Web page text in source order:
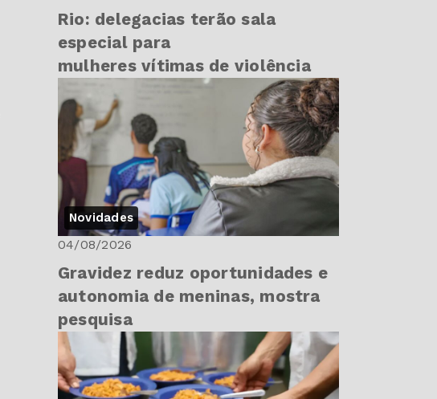
Rio: delegacias terão sala
especial para
mulheres vítimas de violência
Novidades
04/08/2026
Gravidez reduz oportunidades e
autonomia de meninas, mostra
pesquisa